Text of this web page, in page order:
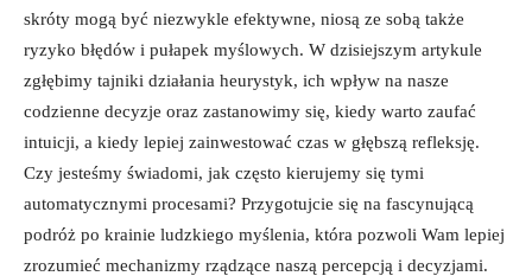
skróty mogą być niezwykle efektywne, niosą ze sobą także
ryzyko błędów i pułapek myślowych. W dzisiejszym artykule
zgłębimy tajniki działania heurystyk, ich wpływ na nasze
codzienne decyzje oraz zastanowimy się, kiedy warto zaufać
intuicji, a kiedy lepiej zainwestować czas w głębszą refleksję.
Czy jesteśmy świadomi, jak często kierujemy się tymi
automatycznymi procesami? Przygotujcie się na fascynującą
podróż po krainie ludzkiego myślenia, która pozwoli Wam lepiej
zrozumieć mechanizmy rządzące naszą percepcją i decyzjami.